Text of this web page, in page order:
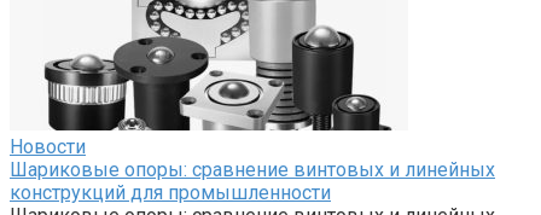
Новости
Шариковые опоры: сравнение винтовых и линейных
конструкций для промышленности